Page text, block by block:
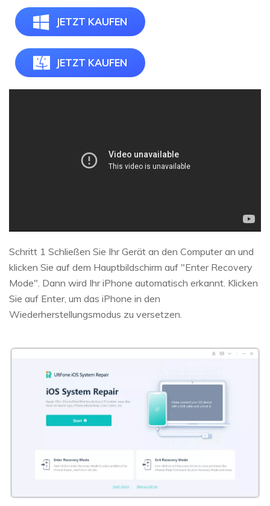
JETZT KAUFEN
JETZT KAUFEN
Schritt 1 Schließen Sie Ihr Gerät an den Computer an und
klicken Sie auf dem Hauptbildschirm auf "Enter Recovery
Mode". Dann wird Ihr iPhone automatisch erkannt. Klicken
Sie auf Enter, um das iPhone in den
Wiederherstellungsmodus zu versetzen.